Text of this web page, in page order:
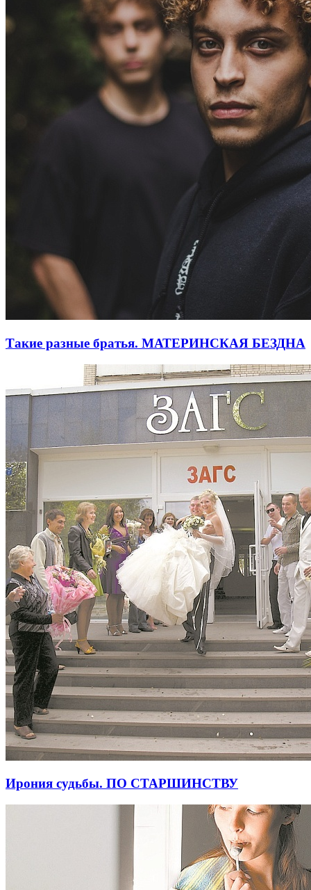
Такие разные братья. МАТЕРИНСКАЯ БЕЗДНА
Ирония судьбы. ПО СТАРШИНСТВУ